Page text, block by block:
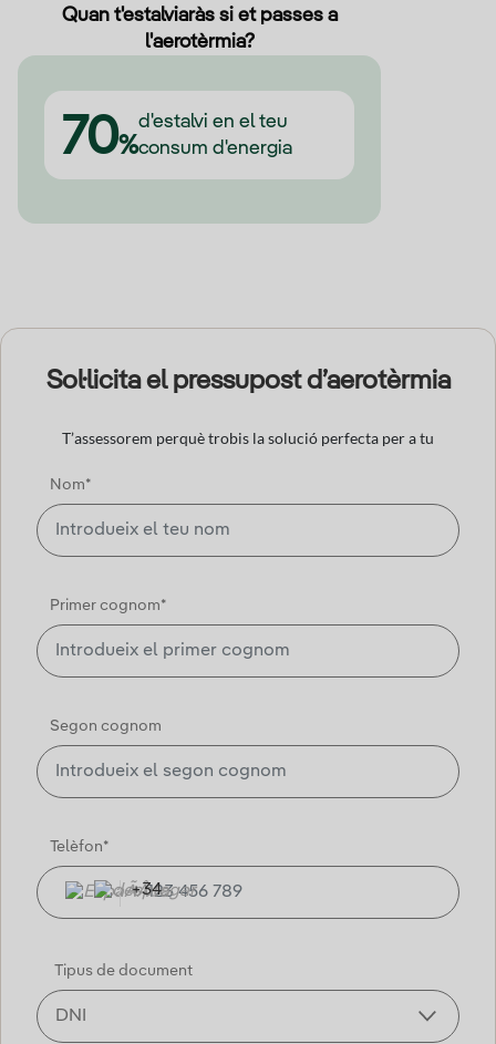
Quan t'estalviaràs si et passes a
l'aerotèrmia?
70%
d'estalvi en el teu
consum d'energia
Sol·licita el pressupost d’aerotèrmia
T’assessorem perquè trobis la solució perfecta per a tu
Nom*
Primer cognom*
Segon cognom
Telèfon*
+34
Tipus de document